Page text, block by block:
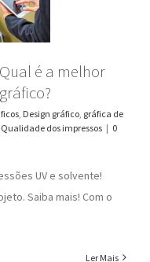
é a melhor
Design gráfico gráfica de
Qualidade dos impressos | 0
UV e solvente!
Saiba mais! Com o
Ler Mais